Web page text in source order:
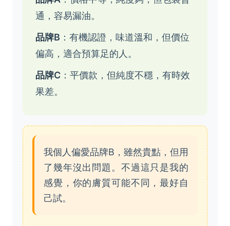
通，容易漏油。
品牌B ：有機認證，味道溫和，但價位
偏高，適合預算足的人。
品牌C ：平價款，但純度不穩，有時效
果差。
我個人偏愛品牌B，雖然貴點，但用
了幾年沒出問題。不過這只是我的
感覺，你的膚質可能不同，最好自
己試。